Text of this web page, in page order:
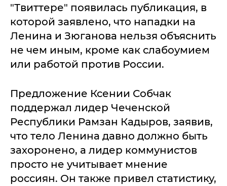
"Твиттере" появилась публикация, в
которой заявлено, что нападки на
Ленина и Зюганова нельзя объяснить
не чем иным, кроме как слабоумием
или работой против России.
Предложение Ксении Собчак
поддержал лидер Чеченской
Республики Рамзан Кадыров, заявив,
что тело Ленина давно должно быть
захоронено, а лидер коммунистов
просто не учитывает мнение
россиян. Он также привел статистику,